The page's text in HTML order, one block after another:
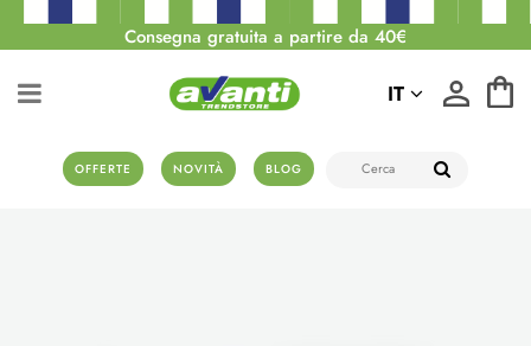
Consegna gratuita a partire da 40€
OFFERTE NOVITÀ BLOG
IT